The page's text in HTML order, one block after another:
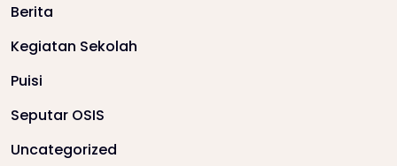
Berita
Kegiatan Sekolah
Puisi
Seputar OSIS
Uncategorized